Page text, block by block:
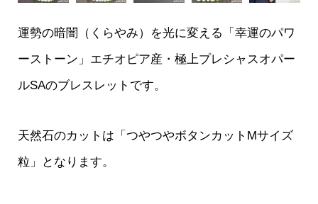
運勢の暗闇（くらやみ）を光に変える「幸運のパワ
ーストーン」エチオピア産・極上プレシャスオパー
ルSAのブレスレットです。
天然石のカットは「つやつやボタンカットMサイズ
粒」となります。